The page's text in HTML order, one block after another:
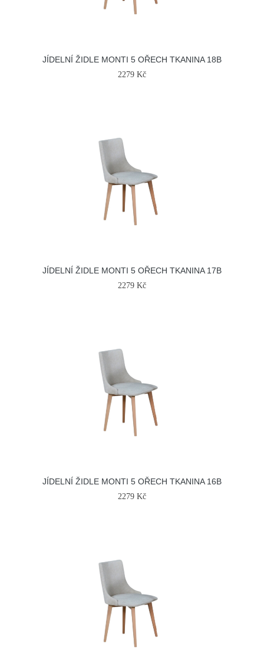
JÍDELNÍ ŽIDLE MONTI 5 OŘECH TKANINA 18B
2279 Kč
JÍDELNÍ ŽIDLE MONTI 5 OŘECH TKANINA 17B
2279 Kč
JÍDELNÍ ŽIDLE MONTI 5 OŘECH TKANINA 16B
2279 Kč